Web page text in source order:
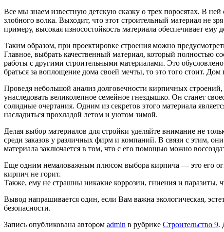
Все мы знаем известную детскую сказку о трех поросятах. В
злобного волка. Выходит, что этот строительный материал не
примеру, высокая износостойкость материала обеспечивает ему
Таким образом, при проектировке строения можно
Главное, выбрать качественный материал, который полностью
работы с другими строительными материалами. Это
браться за воплощение дома своей мечты, то это того стоит. Дом
Проведя небольшой анализ долговечности кирпичных
унаследовать великолепное семейное гнездышко. Он станет
солидные очертания. Одним из секретов этого материала
насладиться прохладой летом и уютом зимой.
Делая выбор материалов для стройки уделяйте внимание не
среди заказов у различных фирм и компаний. В связи с этим,
материала заключается в том, что с его помощью можно
Еще одним немаловажным плюсом выбора кирпича — это его
кирпич не горит.
Также, ему не страшны никакие коррозии, гниения и паразиты,
Вывод напрашивается один, если Вам важна экологическая,
безопасности.
Запись опубликована автором admin в рубрике Строительство 9.